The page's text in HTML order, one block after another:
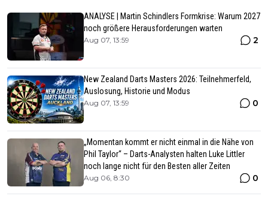
ANALYSE | Martin Schindlers Formkrise: Warum 2027
noch größere Herausforderungen warten
Aug 07, 13:59 2
New Zealand Darts Masters 2026: Teilnehmerfeld,
Auslosung, Historie und Modus
Aug 07, 13:59 0
„Momentan kommt er nicht einmal in die Nähe von
Phil Taylor“ – Darts-Analysten halten Luke Littler
noch lange nicht für den Besten aller Zeiten
Aug 06, 8:30 0